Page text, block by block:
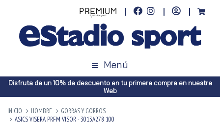
Menú
Disfruta de un 10% de descuento en tu primera compra en nuestra
Web
INICIO HOMBRE
GORRAS Y GORROS
ASICS VISERA PRFM VISOR - 3013A278 100